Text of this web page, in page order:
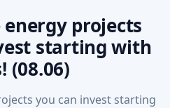
projects
starting with
(08.06)
you can invest starting